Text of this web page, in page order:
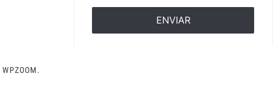
ENVIAR
WPZOOM.